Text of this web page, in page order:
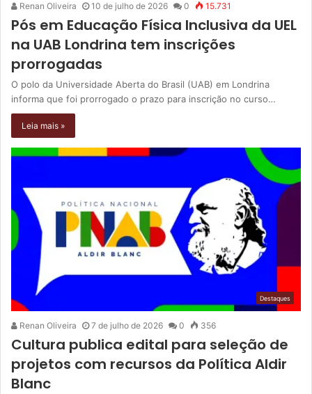
Renan Oliveira 10 de julho de 2026 0 15.731
Pós em Educação Física Inclusiva da UEL
na UAB Londrina tem inscrições
prorrogadas
O polo da Universidade Aberta do Brasil (UAB) em Londrina
informa que foi prorrogado o prazo para inscrição no curso…
Leia mais »
Destaques
Renan Oliveira 7 de julho de 2026 0 356
Cultura publica edital para seleção de
projetos com recursos da Política Aldir
Blanc